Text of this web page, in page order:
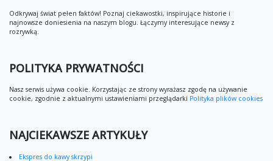
Odkrywaj świat pełen faktów! Poznaj ciekawostki, inspirujące historie i
najnowsze doniesienia na naszym blogu. Łączymy interesujące newsy z
rozrywką.
POLITYKA PRYWATNOŚCI
Nasz serwis używa cookie. Korzystając ze strony wyrażasz zgodę na używanie
cookie, zgodnie z aktualnymi ustawieniami przeglądarki Polityka plików cookies
NAJCIEKAWSZE ARTYKUŁY
Ekspres do kawy skrzypi